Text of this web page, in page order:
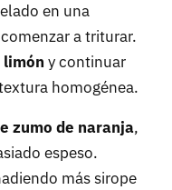
en una
a triturar.
limón y continuar
homogénea.
zumo de naranja,
espeso.
más sirope